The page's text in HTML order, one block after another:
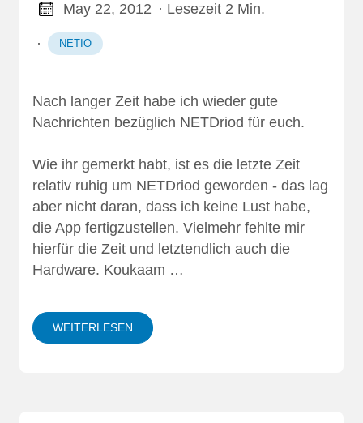
May 22, 2012 · Lesezeit 2 Min.
· NETIO
Nach langer Zeit habe ich wieder gute
Nachrichten bezüglich NETDriod für euch.
Wie ihr gemerkt habt, ist es die letzte Zeit
relativ ruhig um NETDriod geworden - das lag
aber nicht daran, dass ich keine Lust habe,
die App fertigzustellen. Vielmehr fehlte mir
hierfür die Zeit und letztendlich auch die
Hardware. Koukaam …
WEITERLESEN